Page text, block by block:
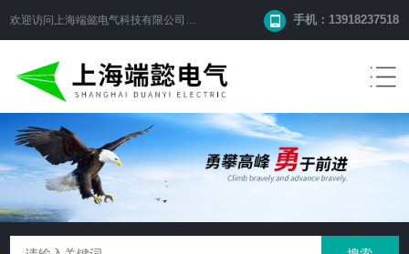
欢迎访问 上海端懿电气科技有限公司 网站！ 手机：13918237518